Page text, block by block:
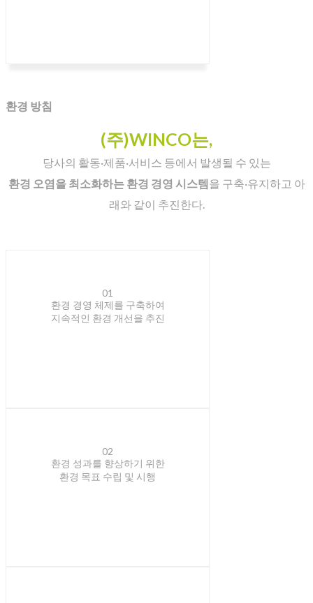
환경 방침
(주)WINCO는,
당사의 활동·제품·서비스 등에서 발생될 수 있는
환경 오염을 최소화하는 환경 경영 시스템을 구축·유지하고 아
래와 같이 추진한다.
01
환경 경영 체제를 구축하여
지속적인 환경 개선을 추진
02
환경 성과를 향상하기 위한
환경 목표 수립 및 시행